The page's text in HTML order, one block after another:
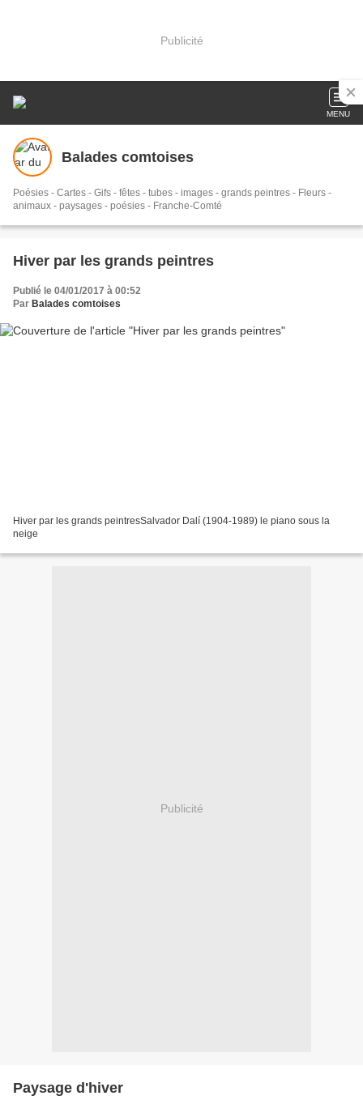
Publicité
MENU
Balades comtoises
Poésies - Cartes - Gifs - fêtes - tubes - images - grands peintres - Fleurs -
animaux - paysages - poésies - Franche-Comté
Hiver par les grands peintres
Publié le 04/01/2017 à 00:52
Par Balades comtoises
Hiver par les grands peintresSalvador Dalí (1904-1989) le piano sous la
neige
Publicité
Paysage d'hiver